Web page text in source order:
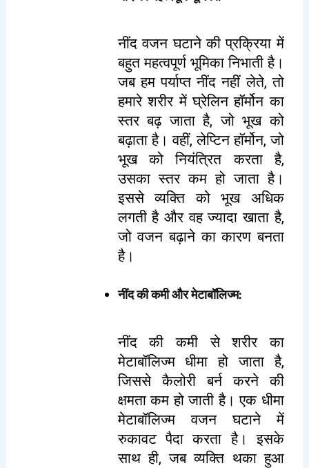
नींद वजन घटाने की प्रक्रिया में
बहुत महत्वपूर्ण भूमिका निभाती है।
जब हम पर्याप्त नींद नहीं लेते, तो
हमारे शरीर में घ्रेलिन हॉर्मोन का
स्तर बढ़ जाता है, जो भूख को
बढ़ाता है। वहीं, लेप्टिन हॉर्मोन, जो
भूख को नियंत्रित करता है,
उसका स्तर कम हो जाता है।
इससे व्यक्ति को भूख अधिक
लगती है और वह ज्यादा खाता है,
जो वजन बढ़ाने का कारण बनता
है।
नींद की कमी और मेटाबॉलिज्म:
नींद की कमी से शरीर का
मेटाबॉलिज्म धीमा हो जाता है,
जिससे कैलोरी बर्न करने की
क्षमता कम हो जाती है। एक धीमा
मेटाबॉलिज्म वजन घटाने में
रुकावट पैदा करता है। इसके
साथ ही, जब व्यक्ति थका हुआ